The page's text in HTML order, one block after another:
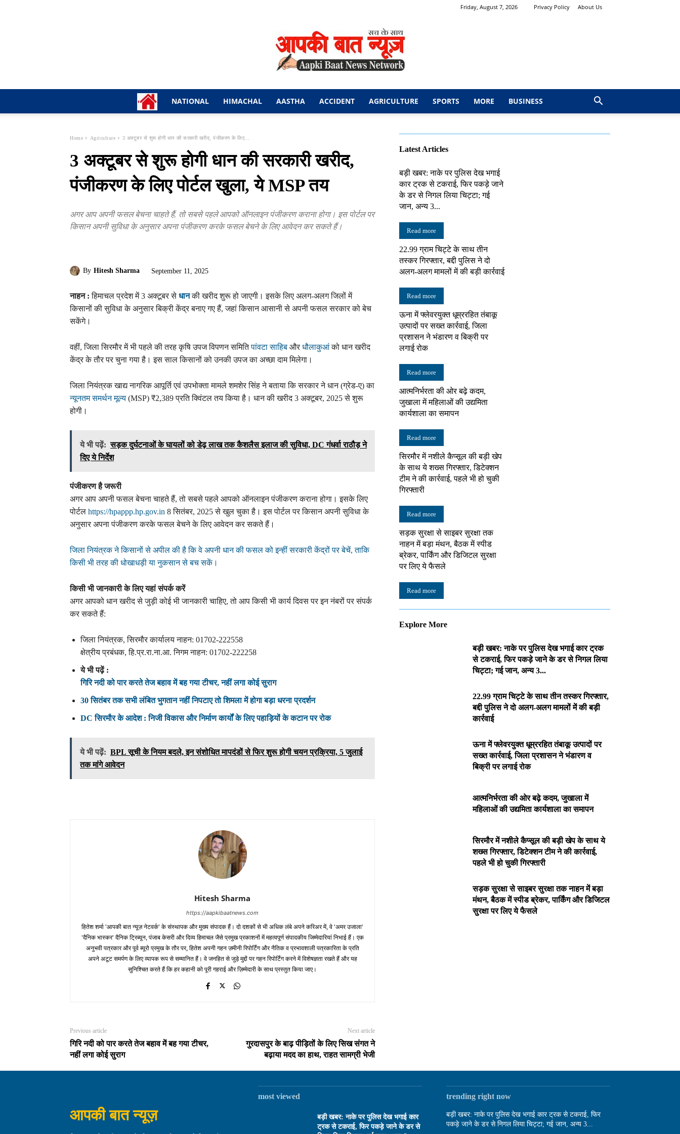
Friday, August 7, 2026 Privacy Policy About Us
NATIONAL HIMACHAL AASTHA ACCIDENT AGRICULTURE SPORTS MORE BUSINESS
Home Agriculture 3 अक्टूबर से शुरू होगी धान की सरकारी खरीद, पंजीकरण के लिए...
3 अक्टूबर से शुरू होगी धान की सरकारी खरीद,
पंजीकरण के लिए पोर्टल खुला, ये MSP तय
अगर आप अपनी फसल बेचना चाहते हैं, तो सबसे पहले आपको ऑनलाइन पंजीकरण कराना होगा। इस पोर्टल पर
किसान अपनी सुविधा के अनुसार अपना पंजीकरण करके फसल बेचने के लिए आवेदन कर सकते हैं।
By Hitesh Sharma September 11, 2025
नाहन : हिमाचल प्रदेश में 3 अक्टूबर से धानकी खरीद शुरू हो जाएगी। इसके लिए अलग-अलग जिलों में
किसानों की सुविधा के अनुसार बिक्री केंद्र बनाए गए हैं, जहां किसान आसानी से अपनी फसल सरकार को बेच
सकेंगे।
वहीं, जिला सिरमौर में भी पहले की तरह कृषि उपज विपणन समितिपांवटा साहिब और धौलाकुआंको धान खरीद
केंद्र के तौर पर चुना गया है। इस साल किसानों को उनकी उपज का अच्छा दाम मिलेगा।
जिला नियंत्रक खाद्य नागरिक आपूर्ति एवं उपभोक्ता मामले शमशेर सिंह ने बताया कि सरकार ने धान (ग्रेड-ए) का
न्यूनतम समर्थन मूल्य (MSP) ₹2,389 प्रति क्विंटल तय किया है। धान की खरीद 3 अक्टूबर, 2025 से शुरू
होगी।
ये भी पढ़ें: सड़क दुर्घटनाओं के घायलों को डेढ़ लाख तक कैशलैस इलाज की सुविधा, DC गंधर्वा राठौड़ ने
दिए ये निर्देश
पंजीकरण है जरूरी
अगर आप अपनी फसल बेचना चाहते हैं, तो सबसे पहले आपको ऑनलाइन पंजीकरण कराना होगा। इसके लिए
पोर्टल https://hpappp.hp.gov.in 8 सितंबर, 2025 से खुल चुका है। इस पोर्टल पर किसान अपनी सुविधा के
अनुसार अपना पंजीकरण करके फसल बेचने के लिए आवेदन कर सकते हैं।
जिला नियंत्रक ने किसानों से अपील की है कि वे अपनी धान की फसल को इन्हीं सरकारी केंद्रों पर बेचें, ताकि
किसी भी तरह की धोखाधड़ी या नुकसान से बच सकें।
किसी भी जानकारी के लिए यहां संपर्क करें
अगर आपको धान खरीद से जुड़ी कोई भी जानकारी चाहिए, तो आप किसी भी कार्य दिवस पर इन नंबरों पर संपर्क
कर सकते हैं:
जिला नियंत्रक, सिरमौर कार्यालय नाहन: 01702-222558
क्षेत्रीय प्रबंधक, हि.प्र.रा.ना.आ. निगम नाहन: 01702-222258
ये भी पढ़ें :
गिरि नदी को पार करते तेज बहाव में बह गया टीचर, नहीं लगा कोई सुराग
30 सितंबर तक सभी लंबित भुगतान नहीं निपटाए तो शिमला में होगा बड़ा धरना प्रदर्शन
DC सिरमौर के आदेश : निजी विकास और निर्माण कार्यों के लिए पहाड़ियों के कटान पर रोक
ये भी पढ़ें: BPL सूची के नियम बदले, इन संशोधित मापदंडों से फिर शुरू होगी चयन प्रक्रिया, 5 जुलाई
तक मांगे आवेदन
Hitesh Sharma
https://aapkibaatnews.com
हितेश शर्मा 'आपकी बात न्यूज़ नेटवर्क' के संस्थापक और मुख्य संपादक हैं। दो दशकों से भी अधिक लंबे अपने करिअर में, वे 'अमर उजाला'
'दैनिक भास्कर' दैनिक ट्रिब्यून, पंजाब केसरी और दिव्य हिमाचल जैसे प्रमुख प्रकाशनों में महत्वपूर्ण संपादकीय जिम्मेदारियां निभाई हैं। एक
अनुभवी पत्रकार और पूर्व ब्यूरो प्रमुख के तौर पर, हितेश अपनी गहन ज़मीनी रिपोर्टिंग और नैतिक व प्रभावशाली पत्रकारिता के प्रति
अपने अटूट समर्पण के लिए व्यापक रूप से सम्मानित हैं। वे जनहित से जुड़े मुद्दों पर गहन रिपोर्टिंग करने में विशेषज्ञता रखते हैं और यह
सुनिश्चित करते हैं कि हर कहानी को पूरी गहराई और ज़िम्मेदारी के साथ प्रस्तुत किया जाए।
Previous article
गिरि नदी को पार करते तेज बहाव में बह गया टीचर,
नहीं लगा कोई सुराग
Next article
गुरदासपुर के बाढ़ पीड़ितों के लिए सिख संगत ने
बढ़ाया मदद का हाथ, राहत सामग्री भेजी
Latest Articles
बड़ी खबर: नाके पर पुलिस देख भगाई
कार ट्रक से टकराई, फिर पकड़े जाने
के डर से निगल लिया चिट्टा; गई
जान, अन्य 3...
Read more
22.99 ग्राम चिट्टे के साथ तीन
तस्कर गिरफ्तार, बद्दी पुलिस ने दो
अलग-अलग मामलों में की बड़ी कार्रवाई
Read more
ऊना में फ्लेवरयुक्त धूम्ररहित तंबाकू
उत्पादों पर सख्त कार्रवाई, जिला
प्रशासन ने भंडारण व बिक्री पर
लगाई रोक
Read more
आत्मनिर्भरता की ओर बढ़े कदम,
जुखाला में महिलाओं की उद्यमिता
कार्यशाला का समापन
Read more
सिरमौर में नशीले कैप्सूल की बड़ी खेप
के साथ ये शख्स गिरफ्तार, डिटेक्शन
टीम ने की कार्रवाई, पहले भी हो चुकी
गिरफ्तारी
Read more
सड़क सुरक्षा से साइबर सुरक्षा तक
नाहन में बड़ा मंथन, बैठक में स्पीड
ब्रेकर, पार्किंग और डिजिटल सुरक्षा
पर लिए ये फैसले
Read more
Explore More
बड़ी खबर: नाके पर पुलिस देख भगाई कार ट्रक
से टकराई, फिर पकड़े जाने के डर से निगल लिया
चिट्टा; गई जान, अन्य 3...
22.99 ग्राम चिट्टे के साथ तीन तस्कर गिरफ्तार,
बद्दी पुलिस ने दो अलग-अलग मामलों में की बड़ी
कार्रवाई
ऊना में फ्लेवरयुक्त धूम्ररहित तंबाकू उत्पादों पर
सख्त कार्रवाई, जिला प्रशासन ने भंडारण व
बिक्री पर लगाई रोक
आत्मनिर्भरता की ओर बढ़े कदम, जुखाला में
महिलाओं की उद्यमिता कार्यशाला का समापन
सिरमौर में नशीले कैप्सूल की बड़ी खेप के साथ ये
शख्स गिरफ्तार, डिटेक्शन टीम ने की कार्रवाई,
पहले भी हो चुकी गिरफ्तारी
सड़क सुरक्षा से साइबर सुरक्षा तक नाहन में बड़ा
मंथन, बैठक में स्पीड ब्रेकर, पार्किंग और डिजिटल
सुरक्षा पर लिए ये फैसले
आपकी बात न्यूज़
most viewed
बड़ी खबर: नाके पर पुलिस देख भगाई कार
ट्रक से टकराई, फिर पकड़े जाने के डर से
trending right now
बड़ी खबर: नाके पर पुलिस देख भगाई कार ट्रक से टकराई, फिर
पकड़े जाने के डर से निगल लिया चिट्टा; गई जान, अन्य 3...